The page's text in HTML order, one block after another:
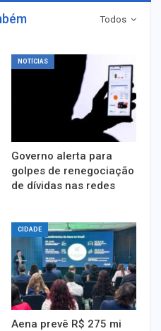
Todos
NOTÍCIAS
Governo alerta para
golpes de renegociação
de dívidas nas redes
CIDADE
Aena prevê R$ 275 mi